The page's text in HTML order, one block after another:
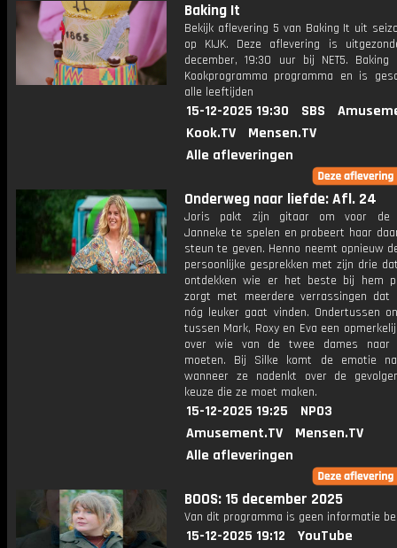
Baking It
Bekijk aflevering 5 van Baking It uit
op KIJK. Deze aflevering is
december, 19:30 uur bij NET5.
Kookprogramma programma en is
alle leeftijden
15-12-2025 19:30 SBS
Kook.TV
Mensen.TV
Alle afleveringen
Onderweg naar liefde: Afl. 24
Joris pakt zijn gitaar om voor de
Janneke te spelen en probeert haar
steun te geven. Henno neemt opnieuw
persoonlijke gesprekken met zijn drie
ontdekken wie er het beste bij hem
zorgt met meerdere verrassingen dat
nóg leuker gaat vinden. Ondertussen
tussen Mark, Roxy en Eva een
over wie van de twee dames naar
moeten. Bij Silke komt de emotie
wanneer ze nadenkt over de
keuze die ze moet maken.
15-12-2025 19:25
NPO3
Amusement.TV
Mensen.TV
Alle afleveringen
BOOS: 15 december 2025
Van dit programma is geen informatie
15-12-2025 19:12
YouTube